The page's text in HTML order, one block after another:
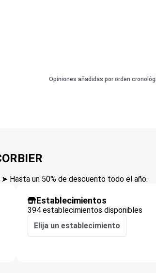
Opiniones añadidas por orden
Hasta un 50% de descuento todo el año.
Establecimientos
394 establecimientos disponibles
Elija un establecimiento